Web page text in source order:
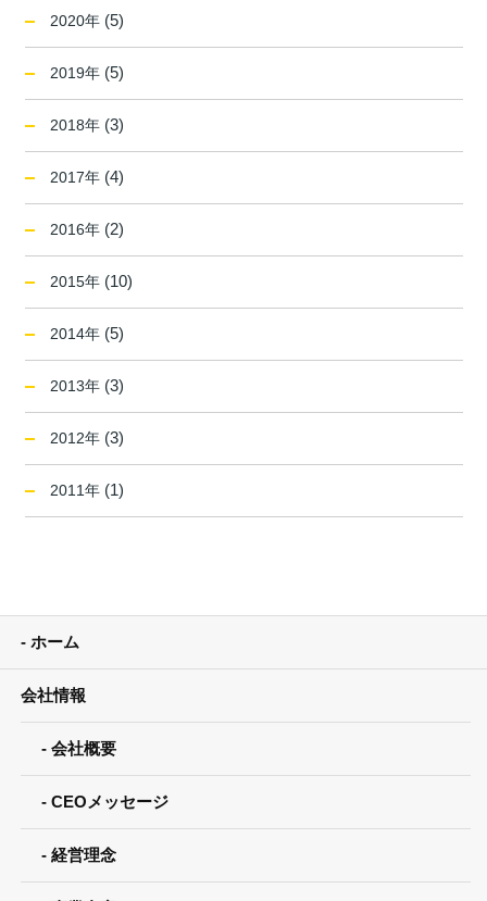
2020年 (5)
2019年 (5)
2018年 (3)
2017年 (4)
2016年 (2)
2015年 (10)
2014年 (5)
2013年 (3)
2012年 (3)
2011年 (1)
ホーム
会社情報
会社概要
CEOメッセージ
経営理念